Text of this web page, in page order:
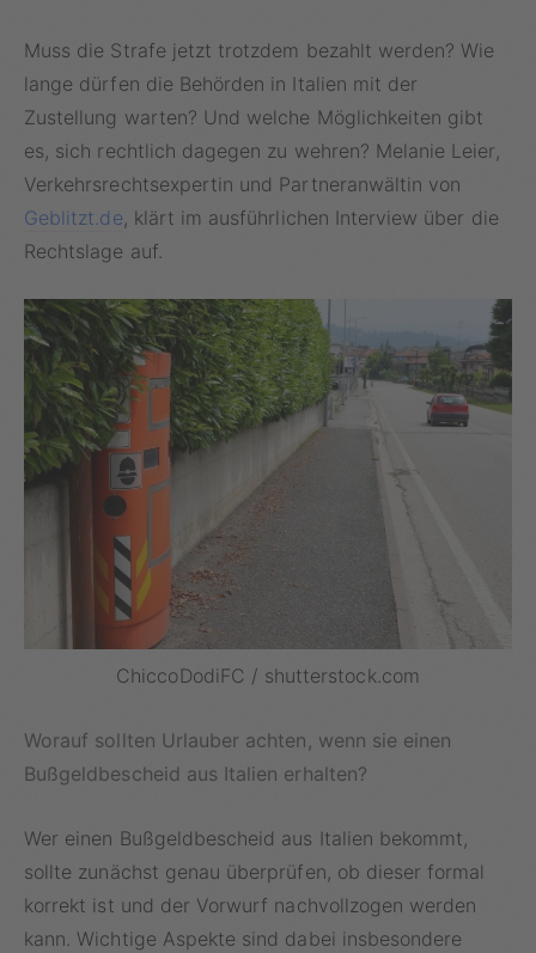
Muss die Strafe jetzt trotzdem bezahlt werden? Wie
lange dürfen die Behörden in Italien mit der
Zustellung warten? Und welche Möglichkeiten gibt
es, sich rechtlich dagegen zu wehren? Melanie Leier,
Verkehrsrechtsexpertin und Partneranwältin von
Geblitzt.de, klärt im ausführlichen Interview über die
Rechtslage auf.
ChiccoDodiFC / shutterstock.com
Worauf sollten Urlauber achten, wenn sie einen
Bußgeldbescheid aus Italien erhalten?
Wer einen Bußgeldbescheid aus Italien bekommt,
sollte zunächst genau überprüfen, ob dieser formal
korrekt ist und der Vorwurf nachvollzogen werden
kann. Wichtige Aspekte sind dabei insbesondere